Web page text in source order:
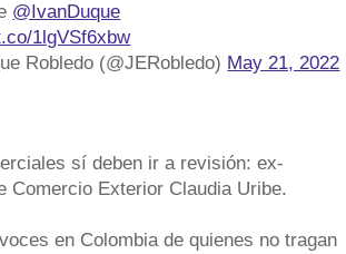
@IvanDuque
1lgVSf6xbw
Robledo (@JERobledo) May 21, 2022
sí deben ir a revisión: ex-
Comercio Exterior Claudia Uribe.
en Colombia de quienes no tragan